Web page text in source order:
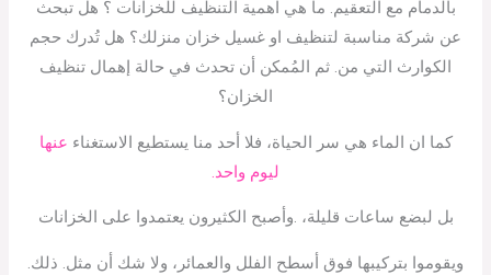
بالدمام مع التعقيم. ما هي اهمية التنظيف للخزانات ؟ هل تبحث
عن شركة مناسبة لتنظيف او غسيل خزان منزلك؟ هل تُدرك حجم
الكوارث التي من. ثم المُمكن أن تحدث في حالة إهمال تنظيف
الخزان؟
كما ان الماء هي سر الحياة، فلا أحد منا يستطيع الاستغناء عنها
ليوم واحد.
بل لبضع ساعات قليلة، .وأصبح الكثيرون يعتمدوا على الخزانات
ويقوموا بتركيبها فوق أسطح الفلل والعمائر، ولا شك أن مثل. ذلك.